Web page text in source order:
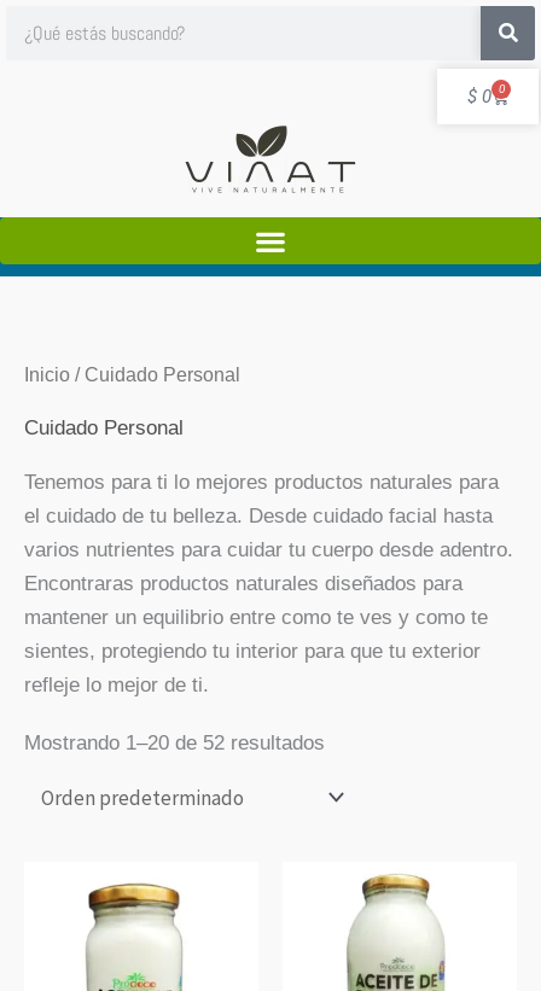
Search
$ 0 0
Cart
Inicio / Cuidado Personal
Cuidado Personal
Tenemos para ti lo mejores productos naturales para
el cuidado de tu belleza. Desde cuidado facial hasta
varios nutrientes para cuidar tu cuerpo desde adentro.
Encontraras productos naturales diseñados para
mantener un equilibrio entre como te ves y como te
sientes, protegiendo tu interior para que tu exterior
refleje lo mejor de ti.
Mostrando 1–20 de 52 resultados